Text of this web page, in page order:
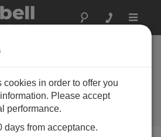
Toggle
ルギー
気象監
立地場所の調
積分
in order to offer you
Please accept
performance.
days from acceptance.